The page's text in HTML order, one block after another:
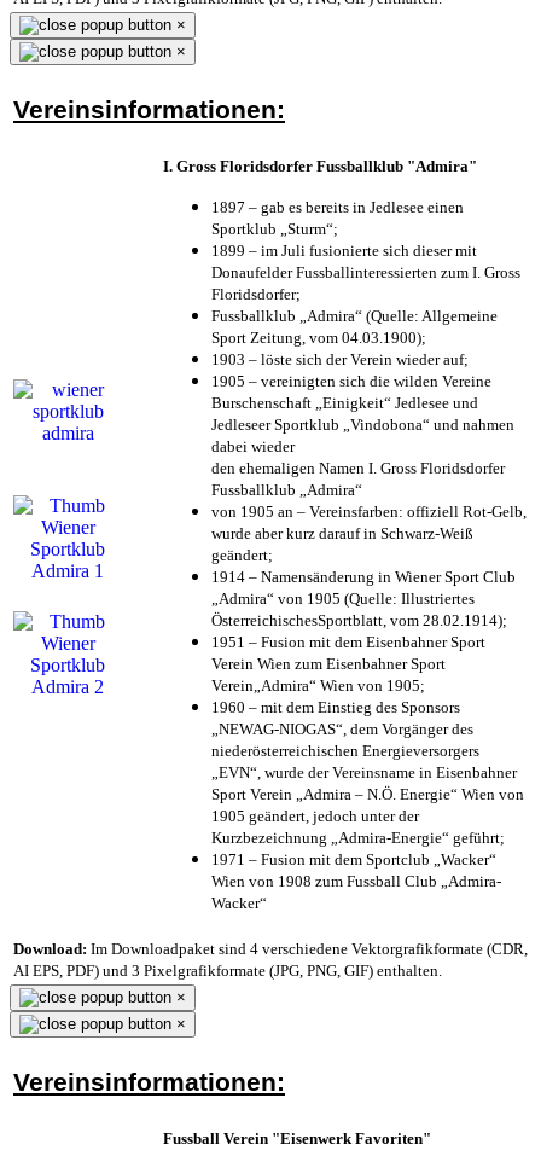
×
×
Vereinsinformationen:
I. Gross Floridsdorfer Fussballklub "Admira"
1897 – gab es bereits in Jedlesee einen
Sportklub „Sturm“;
1899 – im Juli fusionierte sich dieser mit
Donaufelder Fussballinteressierten zum I. Gross
Floridsdorfer;
Fussballklub „Admira“ (Quelle: Allgemeine
Sport Zeitung, vom 04.03.1900);
1903 – löste sich der Verein wieder auf;
1905 – vereinigten sich die wilden Vereine
Burschenschaft „Einigkeit“ Jedlesee und
Jedleseer Sportklub „Vindobona“ und nahmen
dabei wieder
den ehemaligen Namen I. Gross Floridsdorfer
Fussballklub „Admira“
von 1905 an – Vereinsfarben: offiziell Rot-Gelb,
wurde aber kurz darauf in Schwarz-Weiß
geändert;
1914 – Namensänderung in Wiener Sport Club
„Admira“ von 1905 (Quelle: Illustriertes
ÖsterreichischesSportblatt, vom 28.02.1914);
1951 – Fusion mit dem Eisenbahner Sport
Verein Wien zum Eisenbahner Sport
Verein„Admira“ Wien von 1905;
1960 – mit dem Einstieg des Sponsors
„NEWAG-NIOGAS“, dem Vorgänger des
niederösterreichischen Energieversorgers
„EVN“, wurde der Vereinsname in Eisenbahner
Sport Verein „Admira – N.Ö. Energie“ Wien von
1905 geändert, jedoch unter der
Kurzbezeichnung „Admira-Energie“ geführt;
1971 – Fusion mit dem Sportclub „Wacker“
Wien von 1908 zum Fussball Club „Admira-
Wacker“
Download: Im Downloadpaket sind 4 verschiedene Vektorgrafikformate (CDR,
AI EPS, PDF) und 3 Pixelgrafikformate (JPG, PNG, GIF) enthalten.
×
×
Vereinsinformationen:
Fussball Verein "Eisenwerk Favoriten"